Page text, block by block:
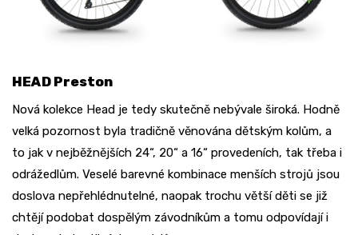
HEAD Preston
Nová kolekce Head je tedy skutečně nebývale široká. Hodně
velká pozornost byla tradičně věnována dětským kolům, a
to jak v nejběžnějších 24“, 20“ a 16“ provedeních, tak třeba i
odrážedlům. Veselé barevné kombinace menších strojů jsou
doslova nepřehlédnutelné, naopak trochu větší děti se již
chtějí podobat dospělým závodníkům a tomu odpovídají i